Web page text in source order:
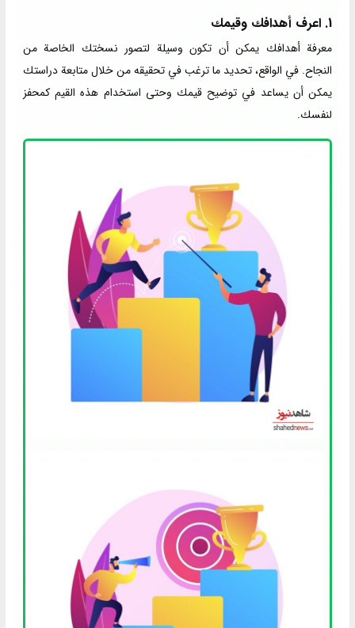
1. اعرف أهدافك وقيمك
معرفة أهدافك يمكن أن تكون وسيلة لتصور نسختك الخاصة من
النجاح. في الواقع، تحديد ما ترغب في تحقيقه من خلال متابعة دراستك
يمكن أن يساعد في توضيح قيمك وحتى استخدام هذه القيم كمحفز
لنفسك.